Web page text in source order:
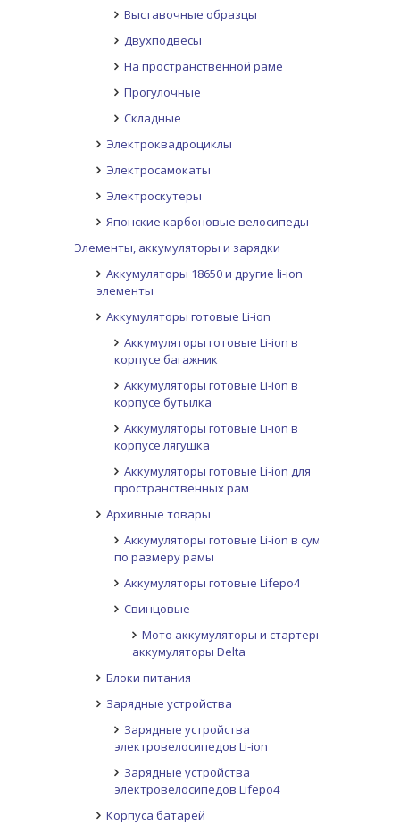
Выставочные образцы
Двухподвесы
На пространственной раме
Прогулочные
Складные
Электроквадроциклы
Электросамокаты
Электроскутеры
Японские карбоновые велосипеды
Элементы, аккумуляторы и зарядки
Аккумуляторы 18650 и другие li-ion
элементы
Аккумуляторы готовые Li-ion
Аккумуляторы готовые Li-ion в
корпусе багажник
Аккумуляторы готовые Li-ion в
корпусе бутылка
Аккумуляторы готовые Li-ion в
корпусе лягушка
Аккумуляторы готовые Li-ion для
пространственных рам
Архивные товары
Аккумуляторы готовые Li-ion в сумке
по размеру рамы
Аккумуляторы готовые Lifepo4
Свинцовые
Мото аккумуляторы и стартерные
аккумуляторы Delta
Блоки питания
Зарядные устройства
Зарядные устройства
электровелосипедов Li-ion
Зарядные устройства
электровелосипедов Lifepo4
Корпуса батарей